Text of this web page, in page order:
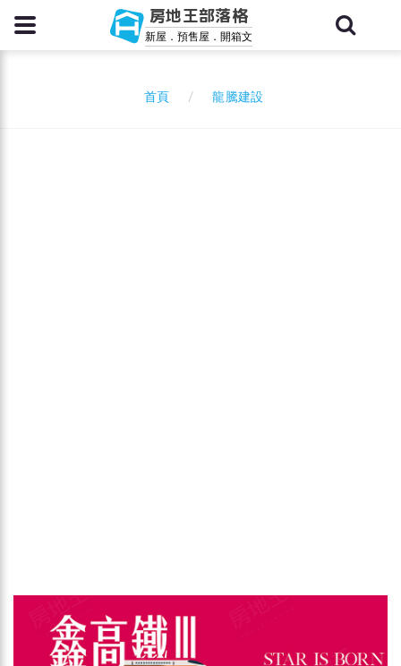
房地王部落格
新屋．預售屋．開箱文
首頁 龍騰建設